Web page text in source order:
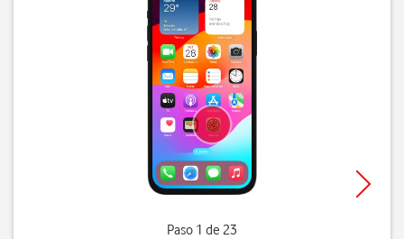
Paso 1 de 23